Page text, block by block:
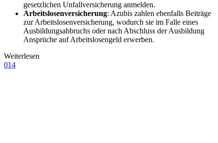
gesetzlichen Unfallversicherung anmelden.
Arbeitslosenversicherung: Azubis zahlen ebenfalls Beiträge
zur Arbeitslosenversicherung, wodurch sie im Falle eines
Ausbildungsabbruchs oder nach Abschluss der Ausbildung
Ansprüche auf Arbeitslosengeld erwerben.
Weiterlesen
014